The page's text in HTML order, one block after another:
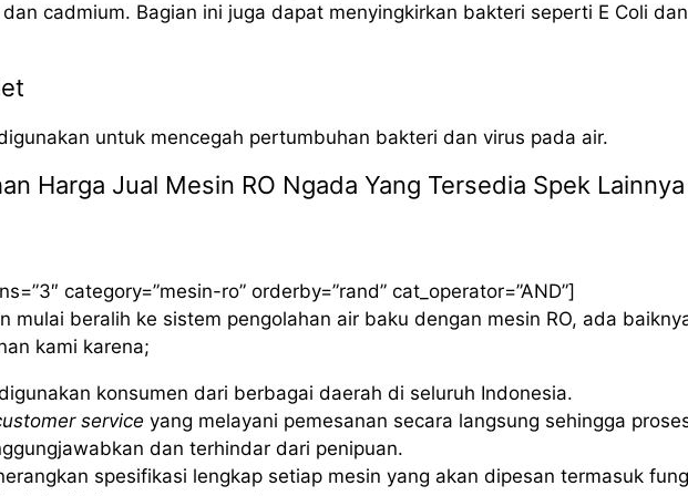
cadmium. Bagian ini juga dapat menyingkirkan bakteri seperti E Coli dan
untuk mencegah pertumbuhan bakteri dan virus pada air.
Harga Jual Mesin RO Ngada Yang Tersedia Spek
category=”mesin-ro” orderby=”rand” cat_operator=”AND”]
mulai beralih ke sistem pengolahan air baku dengan mesin RO, ada
kami karena;
konsumen dari berbagai daerah di seluruh Indonesia.
service yang melayani pemesanan secara langsung sehingga
dan terhindar dari penipuan.
spesifikasi lengkap setiap mesin yang akan dipesan termasuk